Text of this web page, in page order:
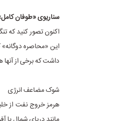
سناریوی «طوفان
اکنون تصور کنید که
این «محاصره دوگانه»
داشت که برخی از
شوک مضاعف انرژی
هرمز خروج نفت از